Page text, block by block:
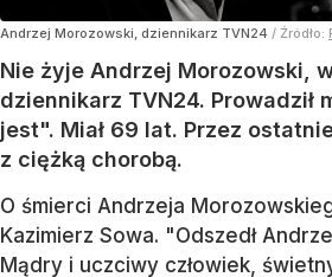
Andrzej Morozowski, dziennikarz TVN24 / Źródło:
Nie żyje Andrzej Morozowski,
dziennikarz TVN24. Prowadził
jest". Miał 69 lat. Przez
z ciężką chorobą.
O śmierci Andrzeja
Kazimierz Sowa. "Odszedł
Mądry i uczciwy człowiek,